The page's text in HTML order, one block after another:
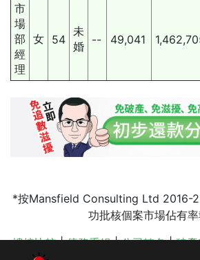
市
場
部
經
理
女 54
未
婚
-- 49,041
*按Mansfield Consulting Ltd 2016-
功批核個案市場佔有
樓按比較|債務重組|公司轉名|破